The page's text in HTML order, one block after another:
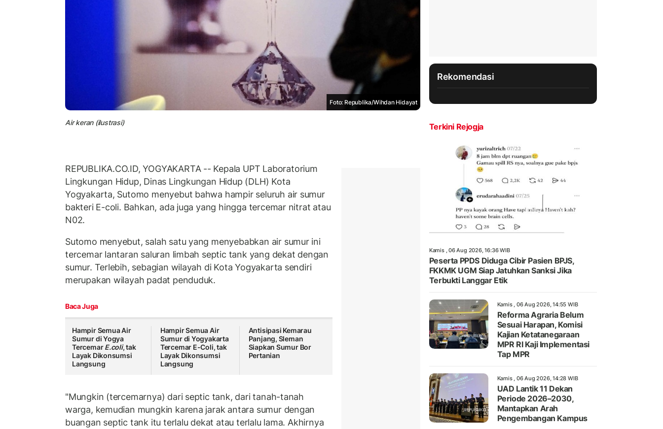
Foto: Republika/Wihdan Hidayat
Air keran (ilustrasi)
REPUBLIKA.CO.ID, YOGYAKARTA -- Kepala UPT Laboratorium
Lingkungan Hidup, Dinas Lingkungan Hidup (DLH) Kota
Yogyakarta, Sutomo menyebut bahwa hampir seluruh air sumur
bakteri E-coli. Bahkan, ada juga yang hingga tercemar nitrat atau
N02.
Sutomo menyebut, salah satu yang menyebabkan air sumur ini
tercemar lantaran saluran limbah septic tank yang dekat dengan
sumur. Terlebih, sebagian wilayah di Kota Yogyakarta sendiri
merupakan wilayah padat penduduk.
Baca Juga
Hampir Semua Air
Sumur di Yogya
TercemarE.coli, tak
Layak Dikonsumsi
Langsung
Hampir Semua Air
Sumur di Yogyakarta
Tercemar E-Coli, tak
Layak Dikonsumsi
Langsung
Antisipasi Kemarau
Panjang, Sleman
Siapkan Sumur Bor
Pertanian
"Mungkin (tercemarnya) dari septic tank, dari tanah-tanah
warga, kemudian mungkin karena jarak antara sumur dengan
buangan septic tank itu terlalu dekat atau terlalu lama. Akhirnya
Rekomendasi
Terkini Rejogja
Kamis , 06 Aug 2026, 16:36 WIB
Peserta PPDS Diduga Cibir Pasien BPJS,
FKKMK UGM Siap Jatuhkan Sanksi Jika
Terbukti Langgar Etik
Kamis , 06 Aug 2026, 14:55 WIB
Reforma Agraria Belum
Sesuai Harapan, Komisi
Kajian Ketatanegaraan
MPR RI Kaji Implementasi
Tap MPR
Kamis , 06 Aug 2026, 14:28 WIB
UAD Lantik 11 Dekan
Periode 2026–2030,
Mantapkan Arah
Pengembangan Kampus